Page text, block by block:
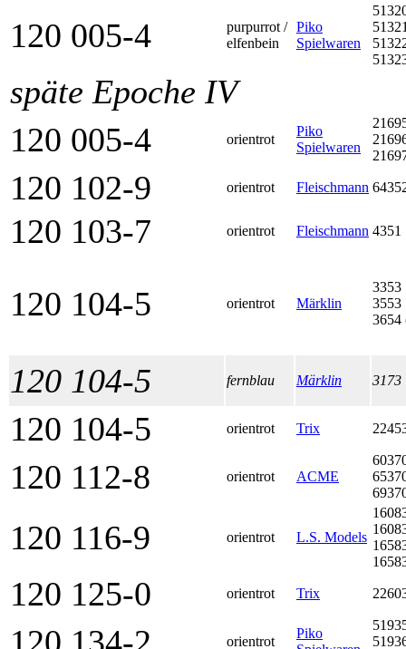
120 005-4
purpurrot /
elfenbein
Piko
Spielwaren
späte Epoche IV
120 005-4
orientrot
Piko
Spielwaren
120 102-9 orientrot Fleischmann
120 103-7 orientrot Fleischmann 4351
120 104-5 orientrot Märklin
3353
3553
3654
120 104-5 fernblau Märklin 3173
120 104-5 orientrot Trix
120 112-8 orientrot ACME
120 116-9 orientrot L.S. Models
120 125-0 orientrot Trix
orientrot
Piko